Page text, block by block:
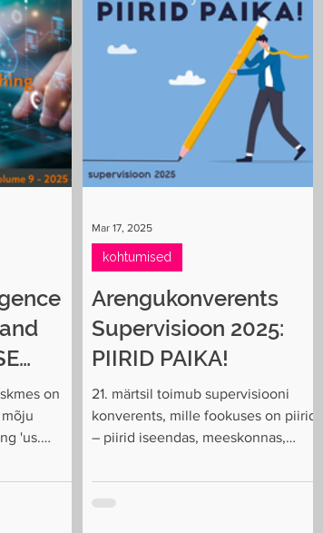
on
'us.
Arengukonverents
Supervisioon 2025:
PIIRID PAIKA!
21. märtsil toimub supervisiooni
konverents, mille fookuses on piirid
– piirid iseendas, meeskonnas,
Programmiloome...
kohtumised
Mar 17, 2025